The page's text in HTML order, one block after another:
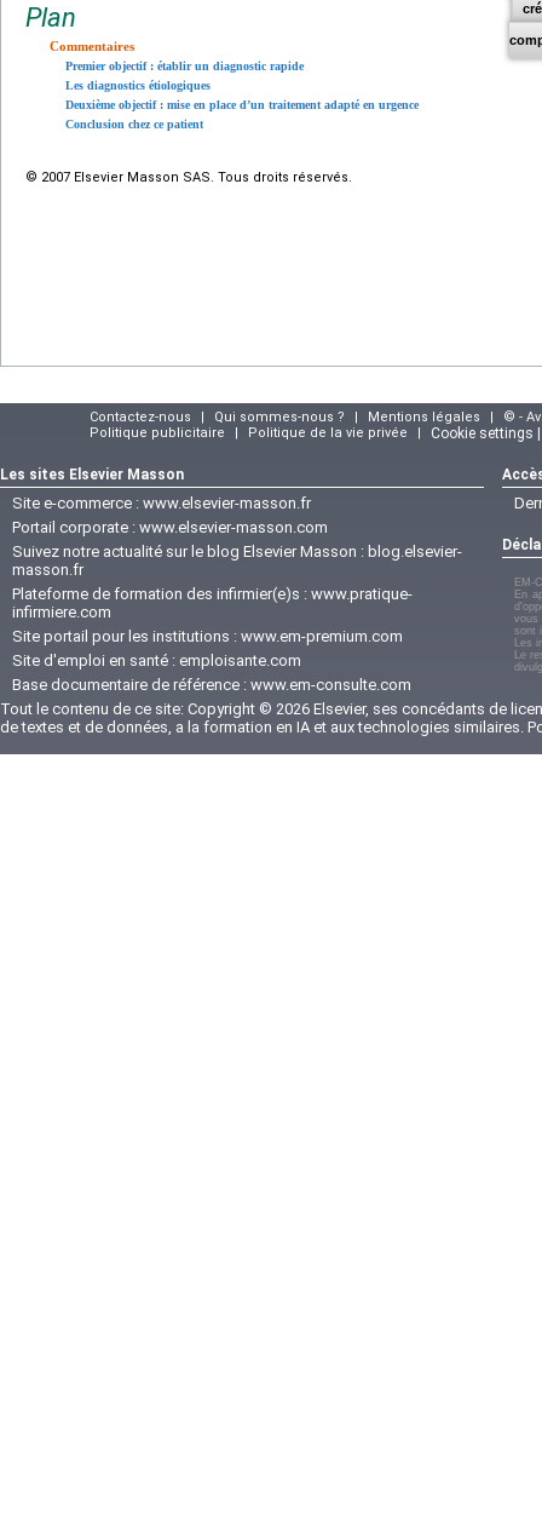
Plan
Commentaires
Premier objectif : établir un diagnostic rapide
Les diagnostics étiologiques
Deuxième objectif : mise en place d’un traitement adapté en urgence
Conclusion chez ce patient
© 2007 Elsevier Masson SAS. Tous droits réservés.
Contactez-nous | Qui sommes-nous ? | Mentions légales |
© -
Politique publicitaire
| Politique de la vie privée | Cookie settings
Les sites Elsevier Masson
Site e-commerce : www.elsevier-masson.fr
Portail corporate : www.elsevier-masson.com
Suivez notre actualité sur le blog Elsevier Masson : blog.elsevier-
masson.fr
Plateforme de formation des infirmier(e)s : www.pratique-
infirmiere.com
Site portail pour les institutions : www.em-premium.com
Site d'emploi en santé : emploisante.com
Base documentaire de référence : www.em-consulte.com
EM-
En
vous
sont
Les
Le
Tout le contenu de ce site: Copyright © 2026 Elsevier, ses concédants de
de textes et de données, a la formation en IA et aux technologies similaires.